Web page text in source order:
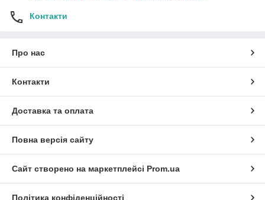
Контакти
Про нас
Контакти
Доставка та оплата
Повна версія сайту
Сайт створено на маркетплейсі Prom.ua
Політика конфіденційності